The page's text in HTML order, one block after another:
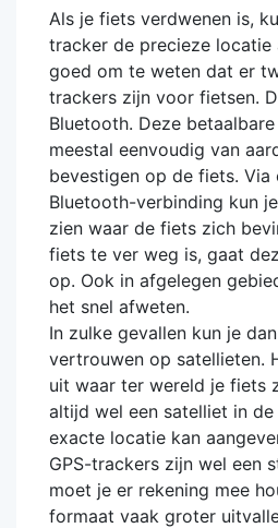
Als je fiets verdwenen is,
tracker de precieze locatie
goed om te weten dat er
trackers zijn voor fietsen.
Bluetooth. Deze
meestal eenvoudig van
bevestigen op de fiets. Via
Bluetooth-verbinding kun
zien waar de fiets zich
fiets te ver weg is, gaat
op. Ook in afgelegen
het snel afweten.
In zulke gevallen kun je
vertrouwen op satellieten.
uit waar ter wereld je fiets
altijd wel een satelliet in
exacte locatie kan
GPS-trackers zijn wel een
moet je er rekening mee
formaat vaak groter